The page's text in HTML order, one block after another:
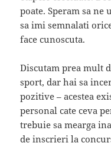
poate. Speram sa
sa imi semnalati
face cunoscuta.
Discutam prea mult
sport, dar hai sa
pozitive – acestea
personal cate ceva
trebuie sa mearga
de inscrieri la